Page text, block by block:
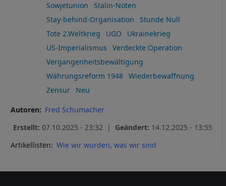
Sowjetunion
Stalin-Noten
Stay-behind-Organisation
Stunde Null
Tote 2.Weltkrieg
UGO
Ukrainekrieg
US-Imperialismus
Verdeckte Operation
Vergangenheitsbewältigung
Währungsreform 1948
Wiederbewaffnung
Zensur
Neu
Autoren
Fred Schumacher
Erstellt: 07.10.2025 - 23:32 | Geändert: 14.12.2025 - 13:55
Artikellisten: Wie wir wurden, was wir sind